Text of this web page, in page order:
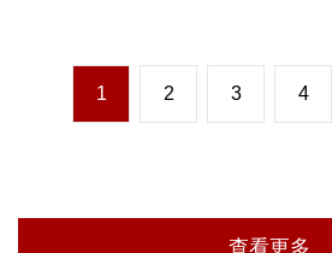
1 2 3 4
查看更多